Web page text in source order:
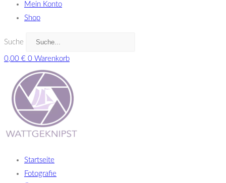
Mein Konto
Shop
Suche
0,00 € 0 Warenkorb
Startseite
Fotografie